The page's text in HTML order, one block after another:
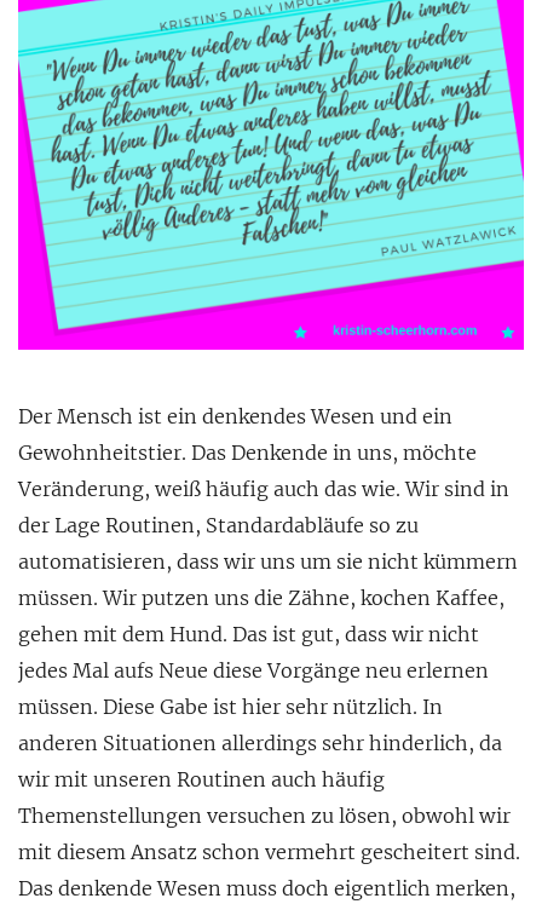
Der Mensch ist ein denkendes Wesen und ein
Gewohnheitstier. Das Denkende in uns, möchte
Veränderung, weiß häufig auch das wie. Wir sind in
der Lage Routinen, Standardabläufe so zu
automatisieren, dass wir uns um sie nicht kümmern
müssen. Wir putzen uns die Zähne, kochen Kaffee,
gehen mit dem Hund. Das ist gut, dass wir nicht
jedes Mal aufs Neue diese Vorgänge neu erlernen
müssen. Diese Gabe ist hier sehr nützlich. In
anderen Situationen allerdings sehr hinderlich, da
wir mit unseren Routinen auch häufig
Themenstellungen versuchen zu lösen, obwohl wir
mit diesem Ansatz schon vermehrt gescheitert sind.
Das denkende Wesen muss doch eigentlich merken,